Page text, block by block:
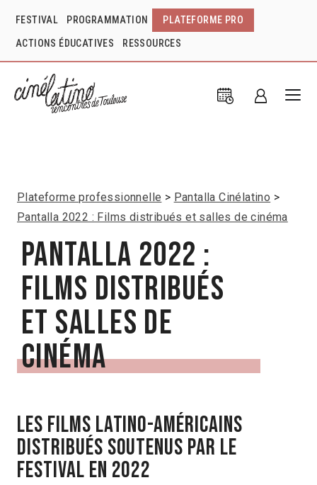
FESTIVAL PROGRAMMATION PLATEFORME PRO
ACTIONS ÉDUCATIVES RESSOURCES
Plateforme professionnelle
Pantalla Cinélatino
Pantalla 2022 : Films distribués et salles de cinéma
Pantalla 2022 :
Films distribués
et salles de
cinéma
Les films latino-américains
distribués soutenus par le
festival en 2022